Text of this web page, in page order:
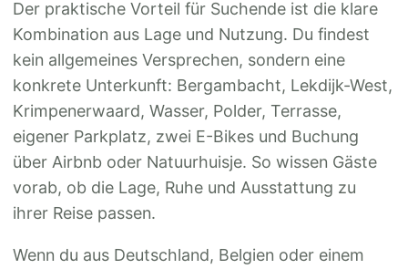
Der praktische Vorteil für Suchende ist die klare
Kombination aus Lage und Nutzung. Du findest
kein allgemeines Versprechen, sondern eine
konkrete Unterkunft: Bergambacht, Lekdijk-West,
Krimpenerwaard, Wasser, Polder, Terrasse,
eigener Parkplatz, zwei E-Bikes und Buchung
über Airbnb oder Natuurhuisje. So wissen Gäste
vorab, ob die Lage, Ruhe und Ausstattung zu
ihrer Reise passen.
Wenn du aus Deutschland, Belgien oder einem